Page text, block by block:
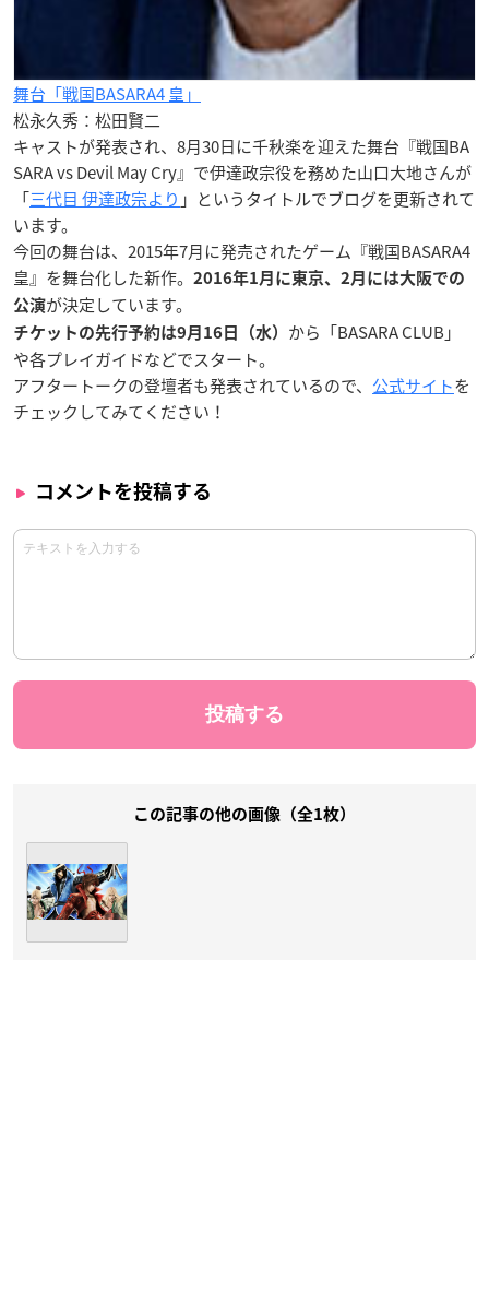
舞台「戦国BASARA4 皇」
松永久秀：松田賢二
キャストが発表され、8月30日に千秋楽を迎えた舞台『戦国BA
SARA vs Devil May Cry』で伊達政宗役を務めた山口大地さんが
「三代目 伊達政宗より 」というタイトルでブログを更新されて
います。
今回の舞台は、2015年7月に発売されたゲーム『戦国BASARA4
皇』を舞台化した新作。 2016年1月に東京、2月には大阪での
公演が決定しています。
チケットの先行予約は9月16日（水） から「BASARA CLUB」
や各プレイガイドなどでスタート。
アフタートークの登壇者も発表されているので、 公式サイトを
チェックしてみてください！
コメントを投稿する
この記事の他の画像（全1枚）